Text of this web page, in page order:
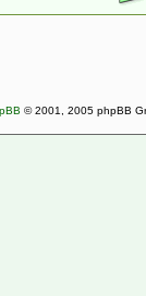
© 2001, 2005 phpBB